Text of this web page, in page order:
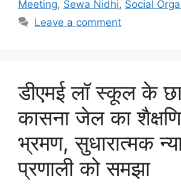
Meeting, Sewa Nidhi, Social
Leave a comment
डीएमई लॉ स्कूल के
कासना जेल का
भ्रमण, सुधारात्मक
प्रणाली को समझा